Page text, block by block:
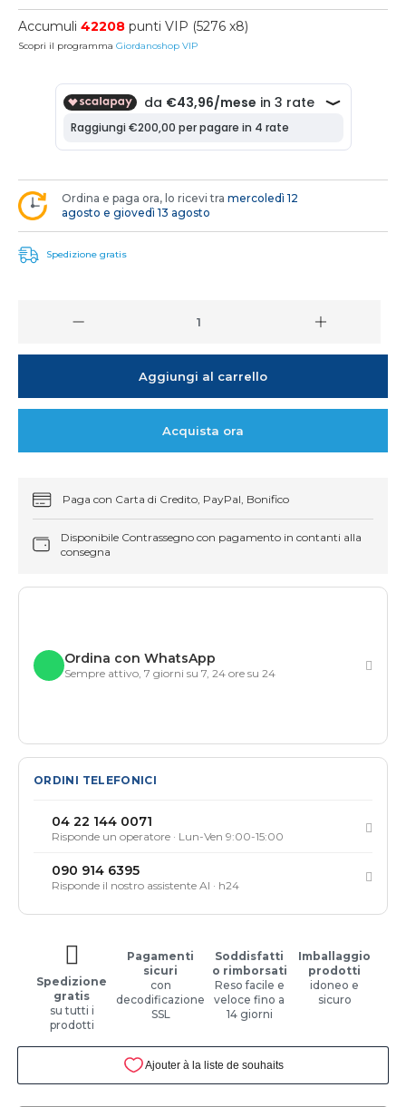
Accumuli 42208 punti VIP (5276 x8)
Scopri il programma Giordanoshop VIP
Ordina e paga ora, lo ricevi tra mercoledì 12
agosto e giovedì 13 agosto
Spedizione gratis
Aggiungi al carrello
Acquista ora
Paga con Carta di Credito, PayPal, Bonifico
Disponibile Contrassegno con pagamento in contanti alla
consegna
Ordina con WhatsApp
Sempre attivo, 7 giorni su 7, 24 ore su 24
ORDINI TELEFONICI
04 22 144 0071
Risponde un operatore · Lun-Ven 9:00-15:00
090 914 6395
Risponde il nostro assistente AI · h24
Spedizione
gratis
su tutti i
prodotti
Pagamenti
sicuri
con
decodificazione
SSL
Soddisfatti
o rimborsati
Reso facile e
veloce fino a
14 giorni
Imballaggio
prodotti
idoneo e
sicuro